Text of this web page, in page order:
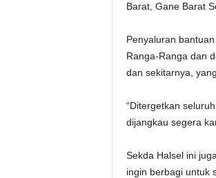
Barat, Gane Barat
Penyaluran
Ranga-Ranga dan
dan sekitarnya,
“Ditergetkan
dijangkau segera
Sekda Halsel ini
ingin berbagi untuk